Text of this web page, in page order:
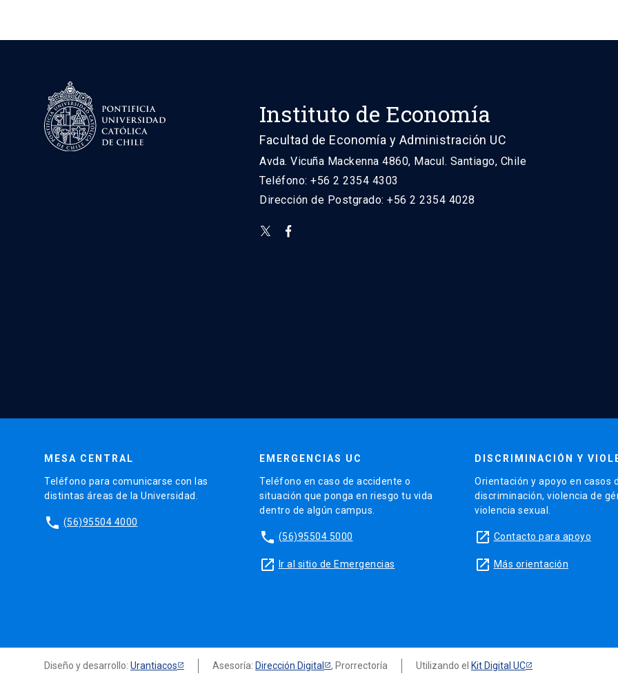
Instituto de Economía
Facultad de Economía y Administración UC
Avda. Vicuña Mackenna 4860, Macul. Santiago, Chile
Teléfono: +56 2 2354 4303
Dirección de Postgrado: +56 2 2354 4028
MESA CENTRAL
Teléfono para comunicarse con las
distintas áreas de la Universidad.
phone (56)95504 4000
EMERGENCIAS UC
Teléfono en caso de accidente o
situación que ponga en riesgo tu vida
dentro de algún campus.
phone (56)95504 5000
launch Ir al sitio de Emergencias
DISCRIMINACIÓN Y
Orientación y apoyo en casos
discriminación, violencia de
violencia sexual.
launch Contacto para apoyo
launch Más orientación
Diseño y desarrollo: Urantiacos Asesoría: Dirección Digital , Prorrectoría Utilizando el Kit Digital UC